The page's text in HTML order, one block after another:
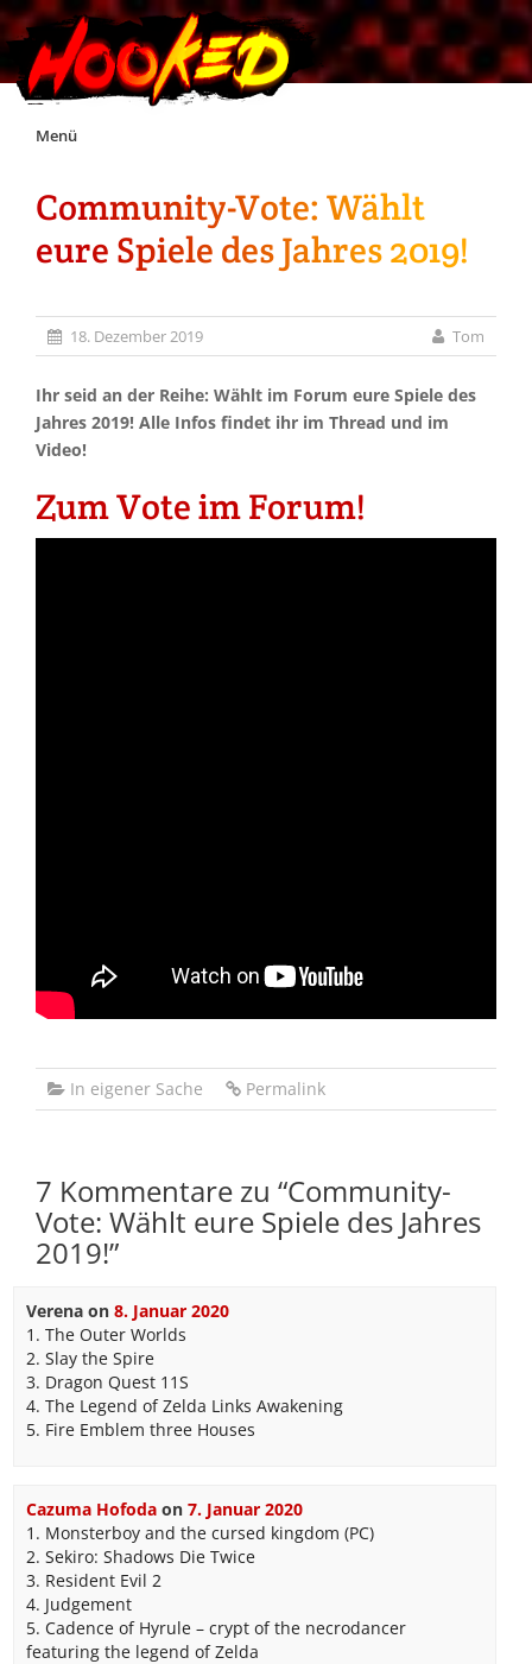
Skip
Menü
Unterstützt Hooked!
Exklusiv für Supporter*innen
Impressum
Jobs
Community-Vote: Wählt
eure Spiele des Jahres 2019!
18. Dezember 2019 Tom
Ihr seid an der Reihe: Wählt im Forum eure Spiele des
Jahres 2019! Alle Infos findet ihr im Thread und im
Video!
Zum Vote im Forum!
In eigener Sache Permalink
7 Kommentare zu “Community-
Vote: Wählt eure Spiele des Jahres
2019!”
Verenaon 8. Januar 2020
1. The Outer Worlds
2. Slay the Spire
3. Dragon Quest 11S
4. The Legend of Zelda Links Awakening
5. Fire Emblem three Houses
Cazuma Hofodaon 7. Januar 2020
1. Monsterboy and the cursed kingdom (PC)
2. Sekiro: Shadows Die Twice
3. Resident Evil 2
4. Judgement
5. Cadence of Hyrule – crypt of the necrodancer
featuring the legend of Zelda